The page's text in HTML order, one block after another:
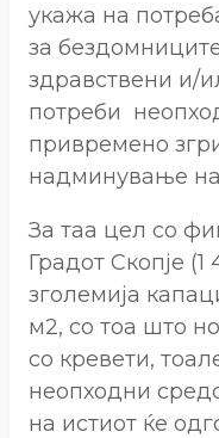
укажа на
за
здравствени и/
потреби
привремено
надминување на
За таа цел со
Градот Скопјe
зголемија
м2, со тоа што
сo кревети,
неопходни
на истиот ќе